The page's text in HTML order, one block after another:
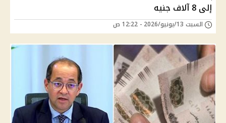
إلى 8 آلاف جنيه
السبت 13/يونيو/2026 - 12:22 ص